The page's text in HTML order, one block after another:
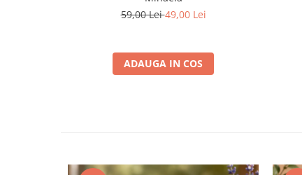
59,00 Lei49,00 Lei
ADAUGA IN COS